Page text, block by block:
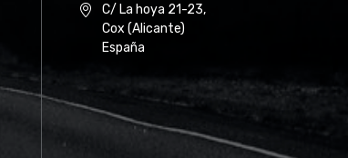
C/ La hoya 21-23,
Cox (Alicante)
España